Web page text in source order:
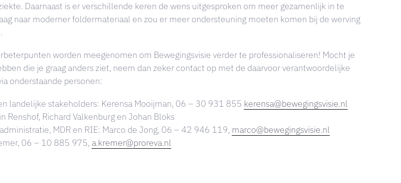
Daarnaast is er verschillende keren de wens uitgesproken om meer gezamenlijk in te
naar moderner foldermateriaal en zou er meer ondersteuning moeten komen bij de werving
worden meegenomen om Bewegingsvisie verder te professionaliseren! Mocht je
die je graag anders ziet, neem dan zeker contact op met de daarvoor verantwoordelijke
onderstaande personen:
landelijke stakeholders: Kerensa Mooijman, 06 – 30 931 855 kerensa@bewegingsvisie.nl
Renshof, Richard Valkenburg en Johan Bloks
MDR en RIE: Marco de Jong, 06 – 42 946 119, marco@bewegingsvisie.nl
06 – 10 885 975, a.kremer@proreva.nl